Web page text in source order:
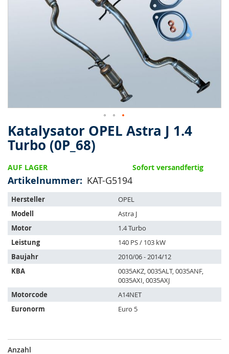
Katalysator OPEL Astra J 1.4
Turbo (0P_68)
AUF LAGER
Artikelnummer KAT-G5194
Sofort versandfertig
Der
Artikel
passt
auf
folgende
Fahrzeuge:
Hersteller
OPEL
Modell
Astra J
Motor
1.4 Turbo
Leistung
140 PS / 103 kW
Baujahr
2010/06 - 2014/12
KBA
0035AKZ, 0035ALT, 0035ANF,
0035AXI, 0035AXJ
Motorcode
A14NET
Euronorm
Euro 5
Katalysator
AUF
Anzahl
Zum
Anfang
der
springen